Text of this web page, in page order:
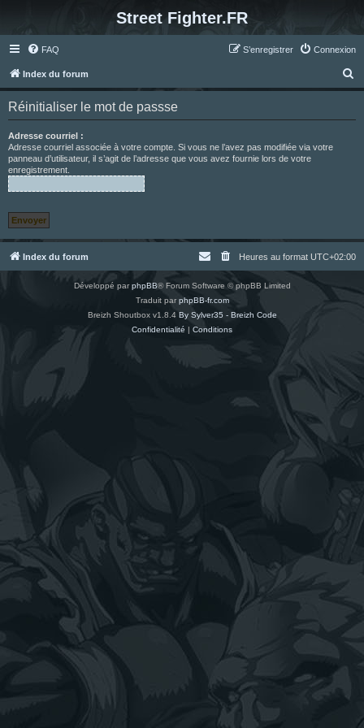
Street Fighter.FR
FAQ Connexion
S’enregistrer
Index du forum
e
Réinitialiser le mot de passse
Adresse courriel :
Adresse courriel associée à votre compte. Si vous ne l’avez pas modifiée via votre
panneau d’utilisateur, il s’agit de l’adresse que vous avez fournie lors de votre
enregistrement.
Index du forum Heures au format UTC+02:00
Développé parphpBB® Forum Software © phpBB Limited
Traduit par phpBB-fr.com
Breizh Shoutbox v1.8.4 By Sylver35 - Breizh Code
Confidentialité | Conditions